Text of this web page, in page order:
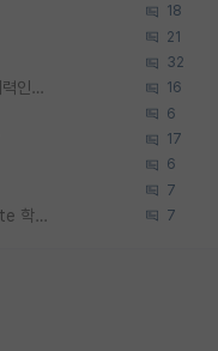
18
21
32
박사진학하기에 2억은 괜찮은 (?) 정도의 경제력인가요 16
6
17
6
7
우리나라도 학구 열풍보면 Higher Doctorate 학위가 필요하다고 봅니다. 7